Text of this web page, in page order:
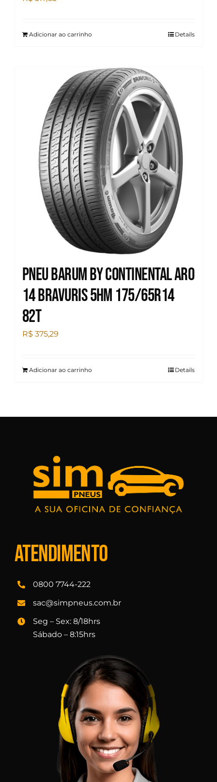
Adicionar ao carrinho Details
Pneu Barum by Continental Aro
14 Bravuris 5hm 175/65R14
82T
R$ 375,29
Adicionar ao carrinho Details
Atendimento
0800 7744-222
sac@simpneus.com.br
Seg – Sex: 8/18hrs
Sábado – 8:15hrs